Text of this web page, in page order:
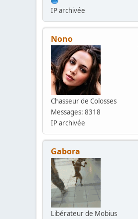
IP archivée
Nono
Chasseur de Colosses
Messages: 8318
IP archivée
Gabora
Libérateur de Mobius